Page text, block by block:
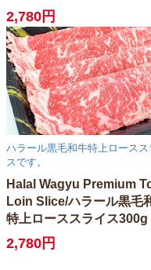
2,780円
ハラール黒毛和牛特上ロースス
スです。
Halal Wagyu Premium
Loin Slice/ハラール黒毛
特上ローススライス300g
2,780円